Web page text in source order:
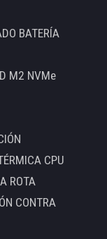
BATERÍA
M2 NVMe
CPU
ROTA
CONTRA